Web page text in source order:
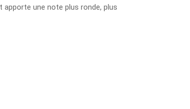
apporte une note plus ronde, plus